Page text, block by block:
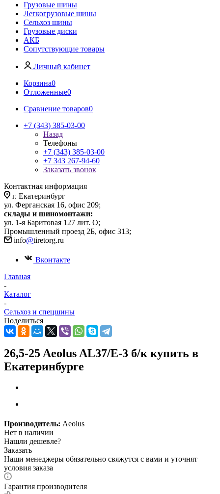
Грузовые шины
Легкогрузовые шины
Сельхоз шины
Грузовые диски
АКБ
Сопутствующие товары
Личный кабинет
Корзина0
Отложенные0
Сравнение товаров0
+7 (343) 385-03-00
Назад
Телефоны
+7 (343) 385-03-00
+7 343 267-94-60
Заказать звонок
Контактная информация
г. Екатеринбург
ул. Ферганская 16, офис 209;
склады и шиномонтажи:
ул. 1-я Баритовая 127 лит. О;
Промышленный проезд 2Б, офис 313;
info@tiretorg.ru
Вконтакте
Главная
-
Каталог
-
Сельхоз и спецшины
Поделиться
26,5-25 Aeolus AL37/E-3 б/к купить в
Екатеринбурге
Производитель: Aeolus
Нет в наличии
Нашли дешевле?
Заказать
Наши менеджеры обязательно свяжутся с вами и уточнят
условия заказа
Гарантия производителя